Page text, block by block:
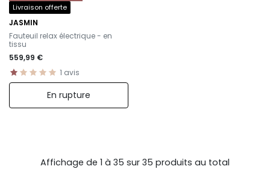
Livraison offerte
JASMIN
-
Fauteuil relax électrique - en
tissu
559,99 €
1 avis
En rupture
Affichage de 1 à 35 sur 35 produits au total